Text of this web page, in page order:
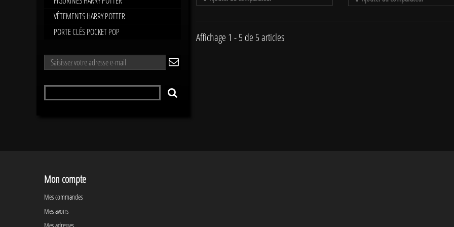
VÊTEMENTS HARRY POTTER
PORTE CLÉS POCKET POP
LETTRE
Rechercher
un
Affichage 1 - 5 de 5 articles
Mon compte
Mes commandes
Mes avoirs